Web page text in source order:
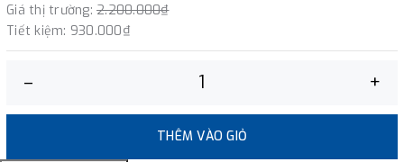
Giá thị trường: 2.200.000₫
Tiết kiệm: 930.000₫
– +
THÊM VÀO GIỎ